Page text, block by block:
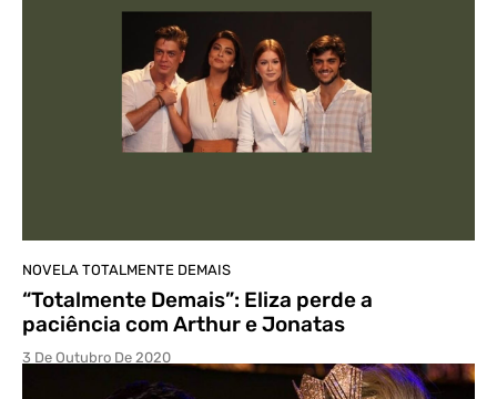
NOVELA TOTALMENTE DEMAIS
“Totalmente Demais”: Eliza perde a
paciência com Arthur e Jonatas
3 De Outubro De 2020